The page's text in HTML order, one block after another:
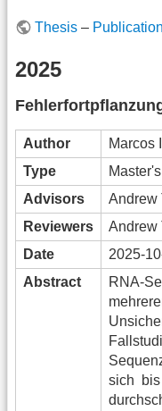
Thesis –
2025
Author
Marcos
Type
Advisors
Andrew
Reviewers
Andrew
Date
2025-
Abstract
RNA-
sich